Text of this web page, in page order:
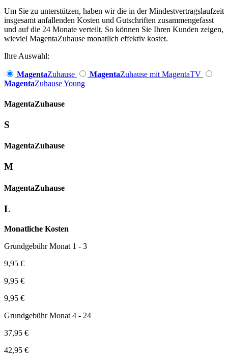
Um Sie zu unterstützen, haben wir die in der Mindestvertragslaufzeit
insgesamt anfallenden Kosten und Gutschriften zusammengefasst
und auf die 24 Monate verteilt. So können Sie Ihren Kunden zeigen,
wieviel MagentaZuhause monatlich effektiv kostet.
Ihre Auswahl:
MagentaZuhause MagentaZuhause mit MagentaTV
MagentaZuhause Young
Magenta­Zuhause
S
Magenta­Zuhause
M
Magenta­Zuhause
L
Monatliche Kosten
Grundgebühr Monat 1 - 3
9,95 €
9,95 €
9,95 €
Grundgebühr Monat 4 - 24
37,95 €
42,95 €